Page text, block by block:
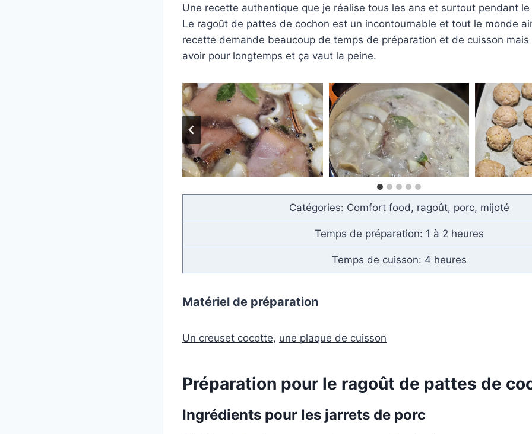
Une recette authentique que je réalise tous les ans et surtout pendant
Le ragoût de pattes de cochon est un incontournable et tout le monde
recette demande beaucoup de temps de préparation et de cuisson mais
avoir pour longtemps et ça vaut la peine.
Catégories: Comfort food, ragoût, porc, mijoté
Temps de préparation: 1 à 2 heures
Temps de cuisson: 4 heures
Matériel de préparation
Un creuset cocotte, une plaque de cuisson
Préparation pour le ragoût de pattes de
Ingrédients pour les jarrets de porc